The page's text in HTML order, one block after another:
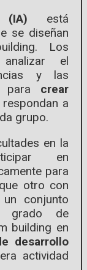
está
se diseñan
Los
el
y las
para crear
respondan a
grupo.
en la
en
para
otro con
conjunto
grado de
building en
desarrollo
actividad